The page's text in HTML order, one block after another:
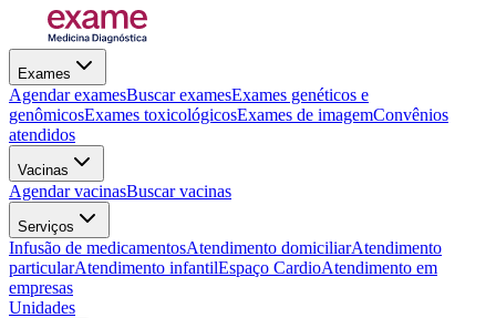
Exames
Agendar examesBuscar examesExames genéticos e
genômicosExames toxicológicosExames de imagemConvênios
atendidos
Vacinas
Agendar vacinasBuscar vacinas
Serviços
Infusão de medicamentosAtendimento domiciliarAtendimento
particularAtendimento infantilEspaço CardioAtendimento em
empresas
Unidades